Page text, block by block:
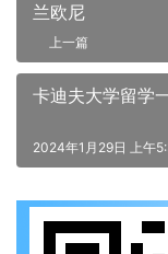
兰欧尼
上一篇
卡迪夫大学留学
2024年1月29日 上午